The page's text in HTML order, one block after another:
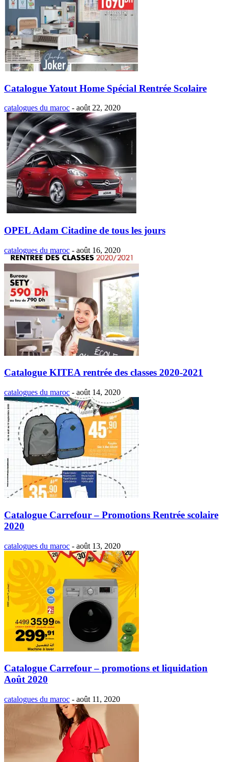
Catalogue Yatout Home Spécial Rentrée Scolaire
catalogues du maroc - août 22, 2020
OPEL Adam Citadine de tous les jours
catalogues du maroc - août 16, 2020
Catalogue KITEA rentrée des classes 2020-2021
catalogues du maroc - août 14, 2020
Catalogue Carrefour – Promotions Rentrée scolaire
2020
catalogues du maroc - août 13, 2020
Catalogue Carrefour – promotions et liquidation
Août 2020
catalogues du maroc - août 11, 2020